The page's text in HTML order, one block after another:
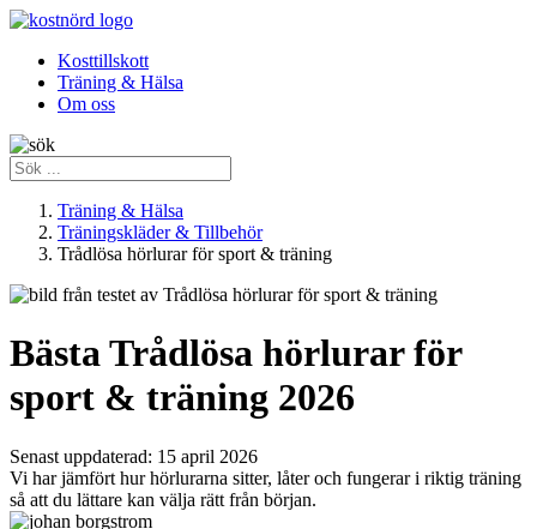
Kosttillskott
Träning & Hälsa
Om oss
Träning & Hälsa
Träningskläder & Tillbehör
Trådlösa hörlurar för sport & träning
Bästa Trådlösa hörlurar för
sport & träning 2026
Senast uppdaterad: 15 april 2026
Vi har jämfört hur hörlurarna sitter, låter och fungerar i riktig träning
så att du lättare kan välja rätt från början.